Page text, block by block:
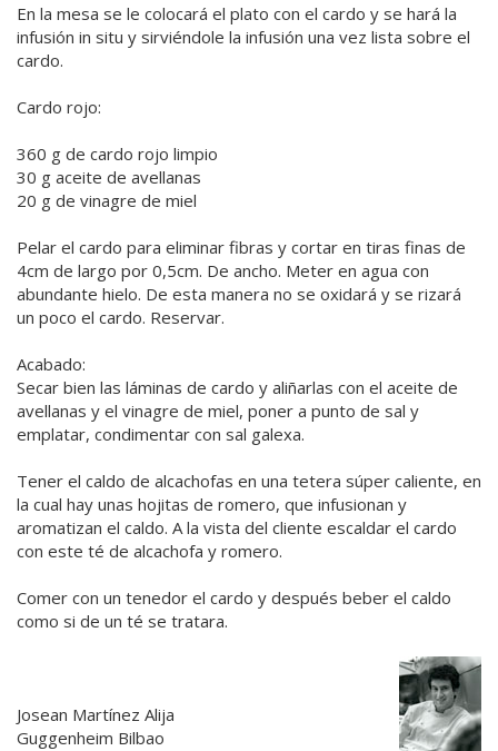
En la mesa se le colocará el plato con el cardo y se hará la
infusión in situ y sirviéndole la infusión una vez lista sobre el
cardo.
Cardo rojo:
360 g de cardo rojo limpio
30 g aceite de avellanas
20 g de vinagre de miel
Pelar el cardo para eliminar fibras y cortar en tiras finas de
4cm de largo por 0,5cm. De ancho. Meter en agua con
abundante hielo. De esta manera no se oxidará y se rizará
un poco el cardo. Reservar.
Acabado:
Secar bien las láminas de cardo y aliñarlas con el aceite de
avellanas y el vinagre de miel, poner a punto de sal y
emplatar, condimentar con sal galexa.
Tener el caldo de alcachofas en una tetera súper caliente, en
la cual hay unas hojitas de romero, que infusionan y
aromatizan el caldo. A la vista del cliente escaldar el cardo
con este té de alcachofa y romero.
Comer con un tenedor el cardo y después beber el caldo
como si de un té se tratara.
Josean Martínez Alija
Guggenheim Bilbao